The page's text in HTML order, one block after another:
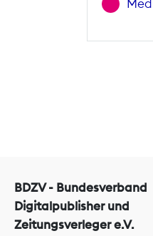
BDZV - Bundesverband
Digitalpublisher und
Zeitungsverleger e.V.